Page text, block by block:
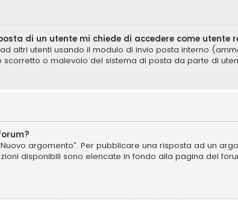
di un utente mi chiede di accedere come utente
altri utenti usando il modulo di invio posta interno
o malevolo del sistema di posta da parte di
argomento”. Per pubblicare una risposta ad un
disponibili sono elencate in fondo alla pagina del